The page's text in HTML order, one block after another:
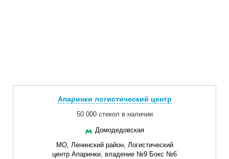
Апаринки логистический центр
50 000 стекол в наличии
Домодедовская
МО, Ленинский район, Логистический
центр Апаринки, владение №9 Бокс №6